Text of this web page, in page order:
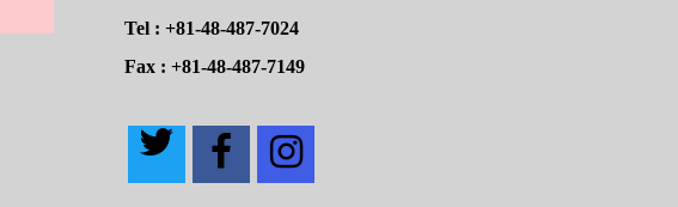
Tel : +81-48-487-7024
Fax : +81-48-487-7149